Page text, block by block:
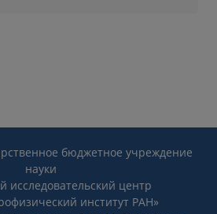
бюджетное учреждение
науки
исследовательский центр
институт РАН»